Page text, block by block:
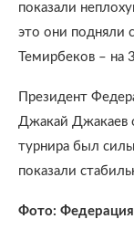
показали
это они подняли
Темирбеков – на
Президент
Джакай Джакаев
турнира был
показали
Фото: